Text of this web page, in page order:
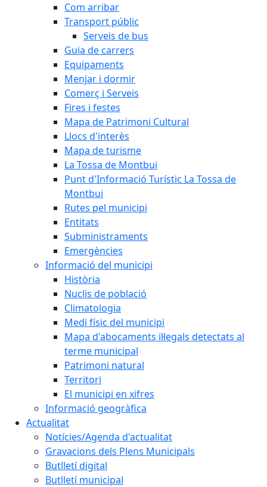
Com arribar
Transport públic
Serveis de bus
Guia de carrers
Equipaments
Menjar i dormir
Comerç i Serveis
Fires i festes
Mapa de Patrimoni Cultural
Llocs d'interès
Mapa de turisme
La Tossa de Montbui
Punt d'Informació Turístic La Tossa de
Montbui
Rutes pel municipi
Entitats
Subministraments
Emergències
Informació del municipi
Història
Nuclis de població
Climatologia
Medi físic del municipi
Mapa d'abocaments il·legals detectats al
terme municipal
Patrimoni natural
Territori
El municipi en xifres
Informació geogràfica
Actualitat
Notícies/Agenda d'actualitat
Gravacions dels Plens Municipals
Butlletí digital
Butlletí municipal